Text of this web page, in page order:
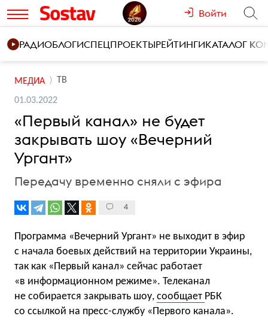
Войти
РАДИОБЛОГИСПЕЦПРОЕКТЫРЕЙТИНГИКАТАЛОГ
МЕДИА ТВ
01.03.2022
«Первый канал» не будет
закрывать шоу «Вечерний
Ургант»
Передачу временно сняли с эфира
4
Программа «Вечерний Ургант» не выходит в эфир
с начала боевых действий на территории Украины,
так как «Первый канал» сейчас работает
«в информационном режиме». Телеканал
не собирается закрывать шоу, сообщает РБК
со ссылкой на пресс-службу «Первого канала».